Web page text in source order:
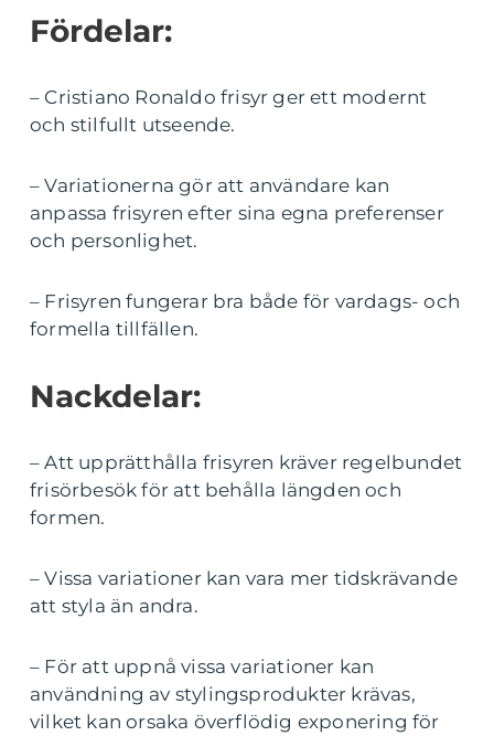
Fördelar:
– Cristiano Ronaldo frisyr ger ett modernt
och stilfullt utseende.
– Variationerna gör att användare kan
anpassa frisyren efter sina egna preferenser
och personlighet.
– Frisyren fungerar bra både för vardags- och
formella tillfällen.
Nackdelar:
– Att upprätthålla frisyren kräver regelbundet
frisörbesök för att behålla längden och
formen.
– Vissa variationer kan vara mer tidskrävande
att styla än andra.
– För att uppnå vissa variationer kan
användning av stylingsprodukter krävas,
vilket kan orsaka överflödig exponering för